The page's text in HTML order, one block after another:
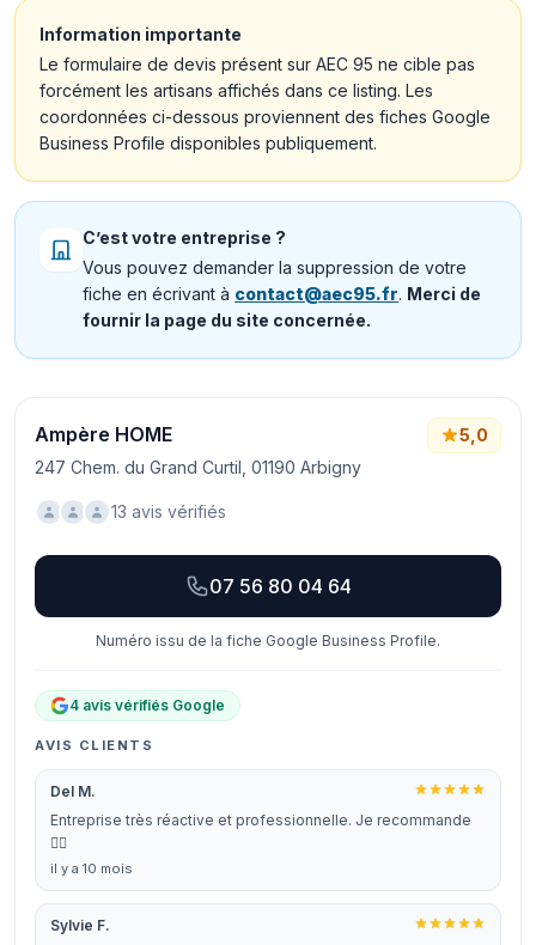
Information importante
Le formulaire de devis présent sur AEC 95 ne cible pas
forcément les artisans affichés dans ce listing. Les
coordonnées ci-dessous proviennent des fiches Google
Business Profile disponibles publiquement.
C’est votre entreprise ?
Vous pouvez demander la suppression de votre
fiche en écrivant à contact@aec95.fr. Merci de
fournir la page du site concernée.
Ampère HOME
247 Chem. du Grand Curtil, 01190 Arbigny
5,0
13 avis vérifiés
07 56 80 04 64
Numéro issu de la fiche Google Business Profile.
4 avis vérifiés Google
AVIS CLIENTS
Del M.
Entreprise très réactive et professionnelle. Je recommande
👍🏼
il y a 10 mois
Sylvie F.